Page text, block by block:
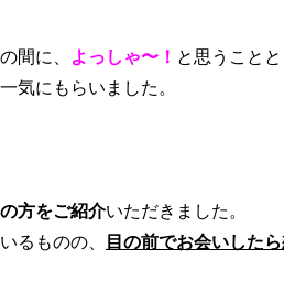
間に、 よっしゃ〜！ と思うことと
気にもらいました。
方をご紹介いただきました。
るものの、
目の前でお会いした